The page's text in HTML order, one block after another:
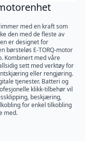
med en kraft som
den med de fleste av
er designet for
børsteløs E-TORQ-motor
Kombinert med våre
sett med verktøy for
eller rengjøring.
tjenester. Batteri og
klikk-tilbehør vil
beskjæring,
for enkel tilkobling
med.